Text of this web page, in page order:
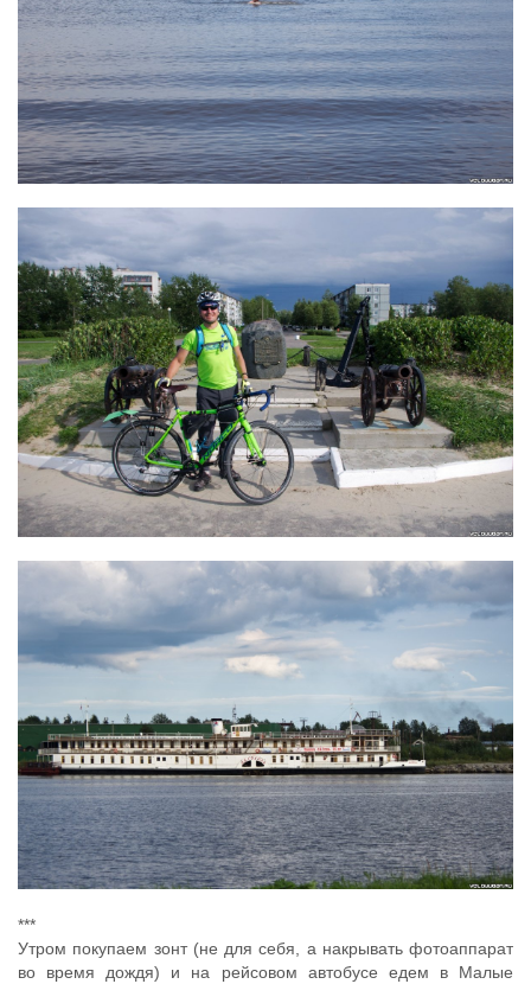
***
Утром покупаем зонт (не для себя, а накрывать фотоаппарат
во время дождя) и на рейсовом автобусе едем в Малые